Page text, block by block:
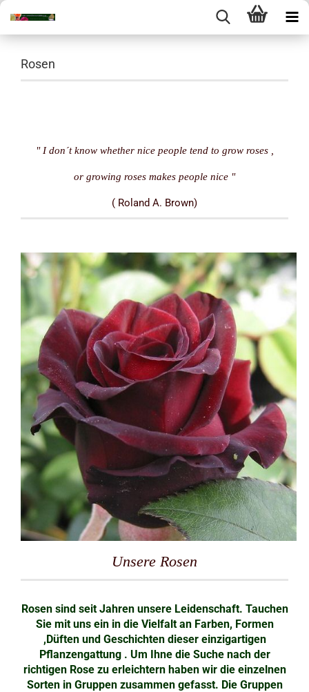
Rosen
" I don´t know whether nice people tend to grow roses ,
or growing roses makes people nice "
( Roland A. Brown)
Unsere Rosen
Rosen sind seit Jahren unsere Leidenschaft. Tauchen
Sie mit uns ein in die Vielfalt an Farben, Formen
,Düften und Geschichten dieser einzigartigen
Pflanzengattung . Um Ihne die Suche nach der
richtigen Rose zu erleichtern haben wir die einzelnen
Sorten in Gruppen zusammen gefasst. Die Gruppen